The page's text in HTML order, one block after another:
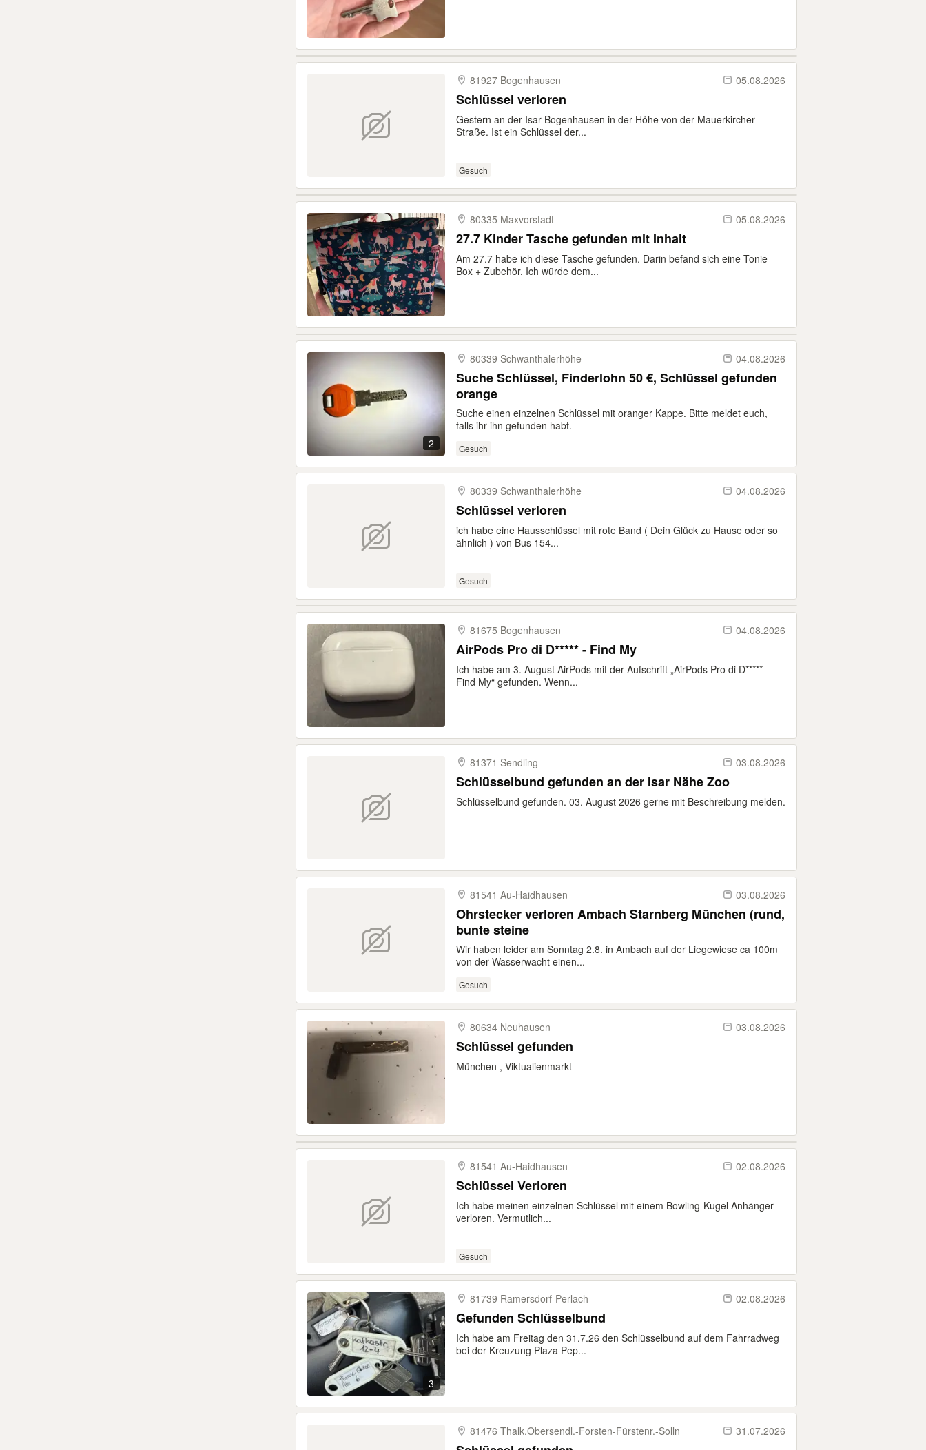
81927 Bogenhausen 05.08.2026
Schlüssel verloren
Gestern an der Isar Bogenhausen in der Höhe von der Mauerkircher
Straße. Ist ein Schlüssel der...
Gesuch
80335 Maxvorstadt 05.08.2026
27.7 Kinder Tasche gefunden mit Inhalt
Am 27.7 habe ich diese Tasche gefunden. Darin befand sich eine Tonie
Box + Zubehör. Ich würde dem...
2
80339 Schwanthalerhöhe 04.08.2026
Suche Schlüssel, Finderlohn 50 €, Schlüssel gefunden
orange
Suche einen einzelnen Schlüssel mit oranger Kappe. Bitte meldet euch,
falls ihr ihn gefunden habt.
Gesuch
80339 Schwanthalerhöhe 04.08.2026
Schlüssel verloren
ich habe eine Hausschlüssel mit rote Band ( Dein Glück zu Hause oder so
ähnlich ) von Bus 154...
Gesuch
81675 Bogenhausen 04.08.2026
AirPods Pro di D***** - Find My
Ich habe am 3. August AirPods mit der Aufschrift „AirPods Pro di D***** -
Find My“ gefunden. Wenn...
81371 Sendling 03.08.2026
Schlüsselbund gefunden an der Isar Nähe Zoo
Schlüsselbund gefunden. 03. August 2026 gerne mit Beschreibung melden.
81541 Au-​Haidhausen 03.08.2026
Ohrstecker verloren Ambach Starnberg München (rund,
bunte steine
Wir haben leider am Sonntag 2.8. in Ambach auf der Liegewiese ca 100m
von der Wasserwacht einen...
Gesuch
80634 Neuhausen 03.08.2026
Schlüssel gefunden
München , Viktualienmarkt
81541 Au-​Haidhausen 02.08.2026
Schlüssel Verloren
Ich habe meinen einzelnen Schlüssel mit einem Bowling-Kugel Anhänger
verloren. Vermutlich...
Gesuch
3
81739 Ramersdorf-​Perlach 02.08.2026
Gefunden Schlüsselbund
Ich habe am Freitag den 31.7.26 den Schlüsselbund auf dem Fahrradweg
bei der Kreuzung Plaza Pep...
81476 Thalk.Obersendl.-​Forsten-​Fürstenr.-​Solln 31.07.2026